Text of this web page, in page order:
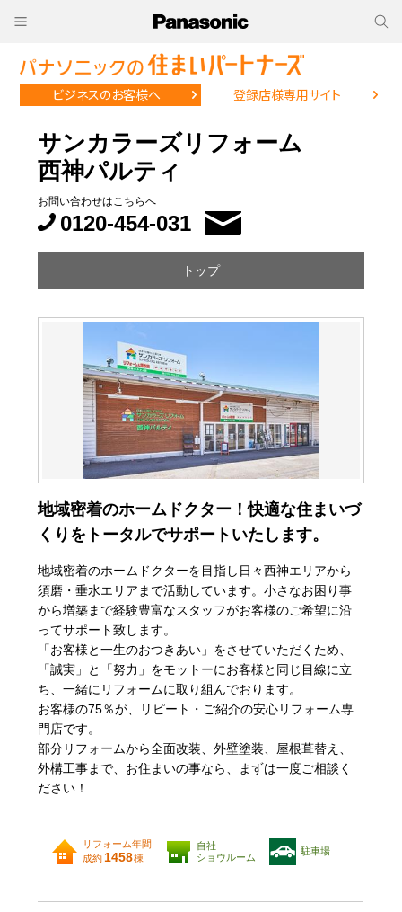
ビジネスのお客様へ 登録店様専用サイト
サンカラーズリフォーム
西神パルティ
お問い合わせはこちらへ
0120-454-031
トップ
地域密着のホームドクター！快適な住まいづ
くりをトータルでサポートいたします。
地域密着のホームドクターを目指し日々西神エリアから
須磨・垂水エリアまで活動しています。小さなお困り事
から増築まで経験豊富なスタッフがお客様のご希望に沿
ってサポート致します。
「お客様と一生のおつきあい」をさせていただくため、
「誠実」と「努力」をモットーにお客様と同じ目線に立
ち、一緒にリフォームに取り組んでおります。
お客様の75％が、リピート・ご紹介の安心リフォーム専
門店です。
部分リフォームから全面改装、外壁塗装、屋根葺替え、
外構工事まで、お住まいの事なら、まずは一度ご相談く
ださい！
リフォーム年間
成約 1458棟
自社
ショウルーム
駐車場